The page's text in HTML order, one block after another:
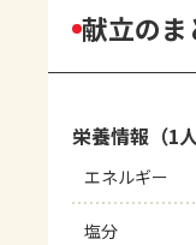
献立のま
栄養情報（1人
エネルギー
塩分